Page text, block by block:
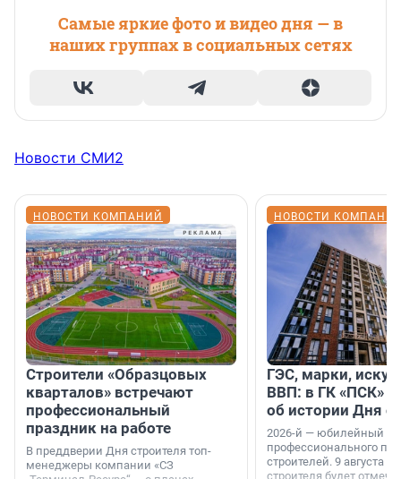
Самые яркие фото и видео дня — в
наших группах в социальных сетях
Новости СМИ2
НОВОСТИ КОМПАНИЙ
Строители «Образцовых
кварталов» встречают
профессиональный
праздник на работе
В преддверии Дня строителя топ-
менеджеры компании «СЗ
НОВОСТИ
ГЭС, марки,
ВВП: в ГК «ПСК»
об истории Дня
2026-й — юбилейный
профессионального
строителей. 9 августа
строителя будет